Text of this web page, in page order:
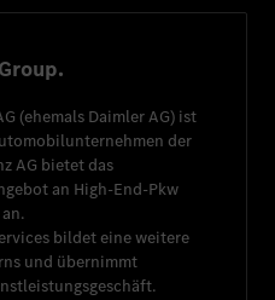
(ehemals Daimler AG) ist
der
AG bietet das
an High-End-Pkw
bildet eine weitere
und übernimmt